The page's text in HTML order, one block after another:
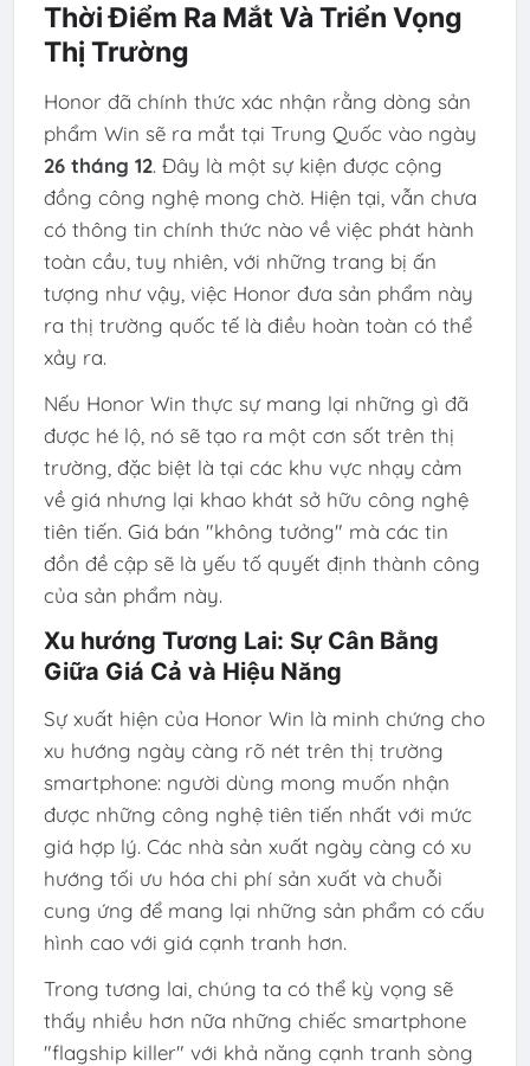
Thời Điểm Ra Mắt Và Triển Vọng
Thị Trường
Honor đã chính thức xác nhận rằng dòng sản
phẩm Win sẽ ra mắt tại Trung Quốc vào ngày
26 tháng 12. Đây là một sự kiện được cộng
đồng công nghệ mong chờ. Hiện tại, vẫn chưa
có thông tin chính thức nào về việc phát hành
toàn cầu, tuy nhiên, với những trang bị ấn
tượng như vậy, việc Honor đưa sản phẩm này
ra thị trường quốc tế là điều hoàn toàn có thể
xảy ra.
Nếu Honor Win thực sự mang lại những gì đã
được hé lộ, nó sẽ tạo ra một cơn sốt trên thị
trường, đặc biệt là tại các khu vực nhạy cảm
về giá nhưng lại khao khát sở hữu công nghệ
tiên tiến. Giá bán "không tưởng" mà các tin
đồn đề cập sẽ là yếu tố quyết định thành công
của sản phẩm này.
Xu hướng Tương Lai: Sự Cân Bằng
Giữa Giá Cả và Hiệu Năng
Sự xuất hiện của Honor Win là minh chứng cho
xu hướng ngày càng rõ nét trên thị trường
smartphone: người dùng mong muốn nhận
được những công nghệ tiên tiến nhất với mức
giá hợp lý. Các nhà sản xuất ngày càng có xu
hướng tối ưu hóa chi phí sản xuất và chuỗi
cung ứng để mang lại những sản phẩm có cấu
hình cao với giá cạnh tranh hơn.
Trong tương lai, chúng ta có thể kỳ vọng sẽ
thấy nhiều hơn nữa những chiếc smartphone
"flagship killer" với khả năng cạnh tranh sòng